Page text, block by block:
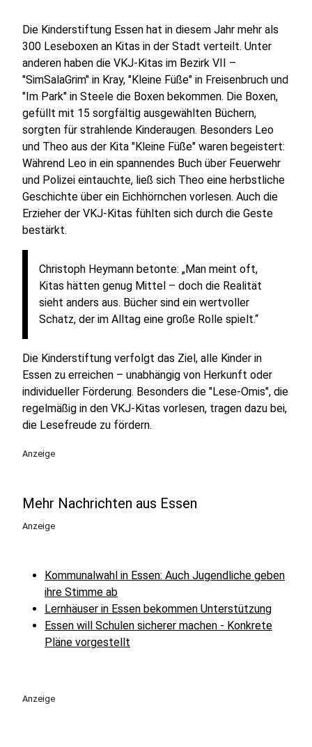
Die Kinderstiftung Essen hat in diesem Jahr mehr als
300 Leseboxen an Kitas in der Stadt verteilt. Unter
anderen haben die VKJ-Kitas im Bezirk VII –
"SimSalaGrim" in Kray, "Kleine Füße" in Freisenbruch und
"Im Park" in Steele die Boxen bekommen. Die Boxen,
gefüllt mit 15 sorgfältig ausgewählten Büchern,
sorgten für strahlende Kinderaugen. Besonders Leo
und Theo aus der Kita "Kleine Füße" waren begeistert:
Während Leo in ein spannendes Buch über Feuerwehr
und Polizei eintauchte, ließ sich Theo eine herbstliche
Geschichte über ein Eichhörnchen vorlesen. Auch die
Erzieher der VKJ-Kitas fühlten sich durch die Geste
bestärkt.
Christoph Heymann betonte: „Man meint oft,
Kitas hätten genug Mittel – doch die Realität
sieht anders aus. Bücher sind ein wertvoller
Schatz, der im Alltag eine große Rolle spielt.“
Die Kinderstiftung verfolgt das Ziel, alle Kinder in
Essen zu erreichen – unabhängig von Herkunft oder
individueller Förderung. Besonders die "Lese-Omis", die
regelmäßig in den VKJ-Kitas vorlesen, tragen dazu bei,
die Lesefreude zu fördern.
Anzeige
Mehr Nachrichten aus Essen
Anzeige
Kommunalwahl in Essen: Auch Jugendliche geben
ihre Stimme ab
Lernhäuser in Essen bekommen Unterstützung
Essen will Schulen sicherer machen - Konkrete
Pläne vorgestellt
Anzeige